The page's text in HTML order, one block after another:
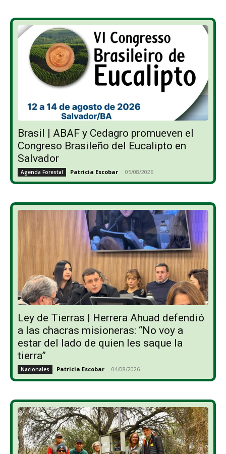
Brasil | ABAF y Cedagro promueven el
Congreso Brasileño del Eucalipto en
Salvador
Agenda Forestal Patricia Escobar - 05/08/2026
Ley de Tierras | Herrera Ahuad defendió
a las chacras misioneras: “No voy a
estar del lado de quien les saque la
tierra”
Nacionales Patricia Escobar - 04/08/2026